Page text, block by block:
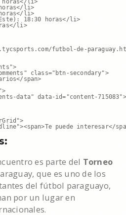
horas</li>
li>
li>
18:30 horas</li>
li>
futbol-de-
class="btn-secondary">
span>
data" data-id="content-
puede interesar</
es parte del Torneo
que es uno de los
del fútbol paraguayo,
por un lugar en